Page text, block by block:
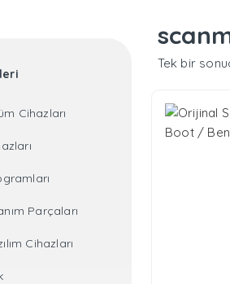
Cihazları
Parçaları
Cihazları
Tek bir